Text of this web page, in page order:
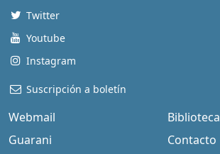
Twitter
Youtube
Instagram
Suscripción a boletín
Webmail
Guarani
Biblioteca
Contacto